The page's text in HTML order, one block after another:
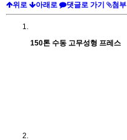
위로 아래로 댓글로 가기 첨부
150톤 수동 고무성형 프레스